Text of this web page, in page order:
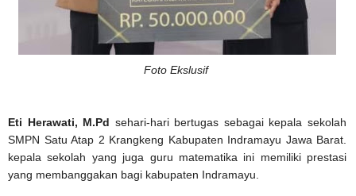
Foto Ekslusif
Eti Herawati, M.Pd sehari-hari bertugas sebagai kepala sekolah
SMPN Satu Atap 2 Krangkeng Kabupaten Indramayu Jawa Barat.
kepala sekolah yang juga guru matematika ini memiliki prestasi
yang membanggakan bagi kabupaten Indramayu.